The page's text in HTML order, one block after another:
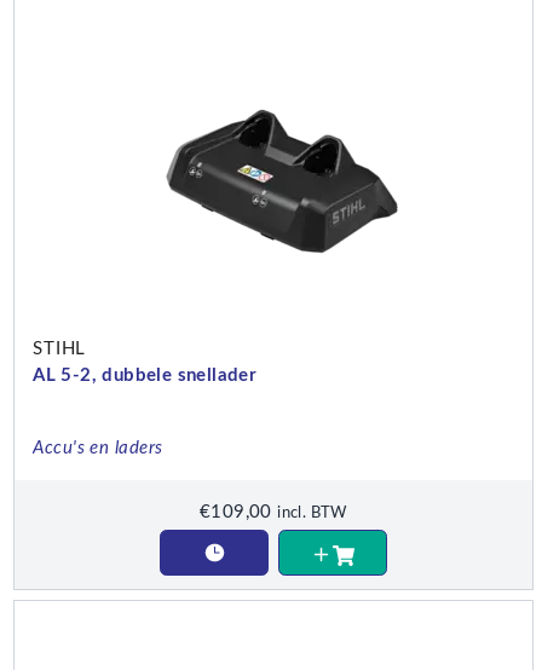
STIHL
AL 5-2, dubbele snellader
Accu's en laders
€109,00 incl. BTW